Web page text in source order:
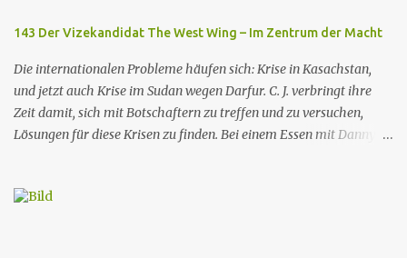
Donna und Josh von den Ergebnissen erfahren, küssen sie sich in
einem Moment der Gemeinsamkeit; kurz darauf wissen beide
nicht, wie sie mit dieser spontanen Bewegung umgehen s...
143 Der Vizekandidat The West Wing – Im Zentrum der Macht
Die internationalen Probleme häufen sich: Krise in Kasachstan,
und jetzt auch Krise im Sudan wegen Darfur. C. J. verbringt ihre
Zeit damit, sich mit Botschaftern zu treffen und zu versuchen,
Lösungen für diese Krisen zu finden. Bei einem Essen mit Danny
New Hamphire gewählt zu werden: Er soll Sex mit der 26-jährigen